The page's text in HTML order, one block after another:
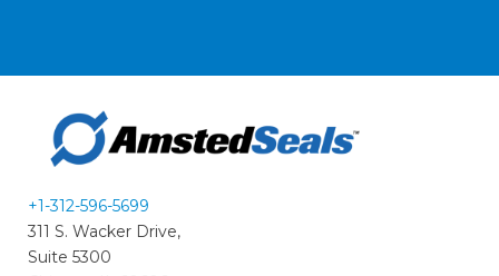
+1-312-596-5699
311 S. Wacker Drive,
Suite 5300